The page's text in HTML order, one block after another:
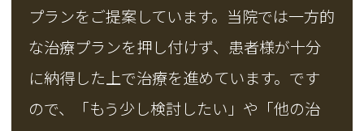
プランをご提案しています。当院では一方的
な治療プランを押し付けず、患者様が十分
に納得した上で治療を進めています。です
ので、「もう少し検討したい」や「他の治